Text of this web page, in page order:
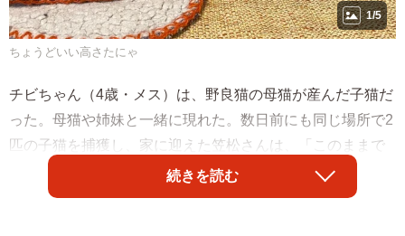
1/5
ちょうどいい高さたにゃ
チビちゃん（4歳・メス）は、野良猫の母猫が産んだ子猫だ
った。母猫や姉妹と一緒に現れた。数日前にも同じ場所で2
匹の子猫を捕獲し、家に迎えた笠松さんは、「このままで
は野良猫がどんどん増えてしまう」と危機感を感じ、捕獲
に乗り出した。
続きを読む